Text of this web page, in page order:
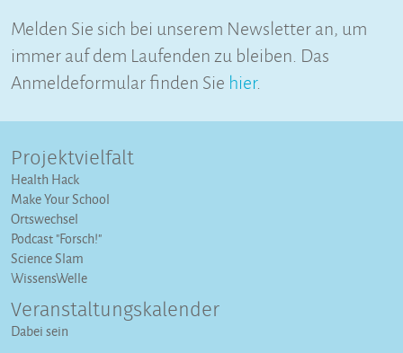
Melden Sie sich bei unserem Newsletter an, um
immer auf dem Laufenden zu bleiben. Das
Anmeldeformular finden Sie hier.
Projektvielfalt
Health Hack
Make Your School
Ortswechsel
Podcast "Forsch!"
Science Slam
WissensWelle
Veranstaltungs­kalender
Dabei sein